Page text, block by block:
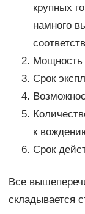
крупных
намного
Мощность
Срок
к
Срок
Все
складывается